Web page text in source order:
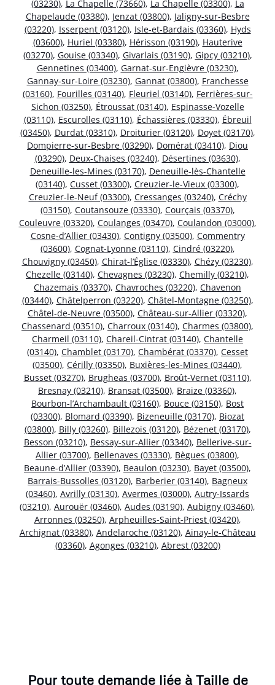
(03230), La Chapelle (73660), La Chapelle (03300), La
Chapelaude (03380), Jenzat (03800), Jaligny-sur-Besbre
(03220), Isserpent (03120), Isle-et-Bardais (03360), Hyds
(03600), Huriel (03380), Hérisson (03190), Hauterive
(03270), Gouise (03340), Givarlais (03190), Gipcy (03210),
Gennetines (03400), Garnat-sur-Engièvre (03230),
Gannay-sur-Loire (03230), Gannat (03800), Franchesse
(03160), Fourilles (03140), Fleuriel (03140), Ferrières-sur-
Sichon (03250), Étroussat (03140), Espinasse-Vozelle
(03110), Escurolles (03110), Échassières (03330), Ébreuil
(03450), Durdat (03310), Droiturier (03120), Doyet (03170),
Dompierre-sur-Besbre (03290), Domérat (03410), Diou
(03290), Deux-Chaises (03240), Désertines (03630),
Deneuille-les-Mines (03170), Deneuille-lès-Chantelle
(03140), Cusset (03300), Creuzier-le-Vieux (03300),
Creuzier-le-Neuf (03300), Cressanges (03240), Créchy
(03150), Coutansouze (03330), Courçais (03370),
Couleuvre (03320), Coulanges (03470), Coulandon (03000),
Cosne-d’Allier (03430), Contigny (03500), Commentry
(03600), Cognat-Lyonne (03110), Cindré (03220),
Chouvigny (03450), Chirat-l’Église (03330), Chézy (03230),
Chezelle (03140), Chevagnes (03230), Chemilly (03210),
Chazemais (03370), Chavroches (03220), Chavenon
(03440), Châtelperron (03220), Châtel-Montagne (03250),
Châtel-de-Neuvre (03500), Château-sur-Allier (03320),
Chassenard (03510), Charroux (03140), Charmes (03800),
Charmeil (03110), Chareil-Cintrat (03140), Chantelle
(03140), Chamblet (03170), Chambérat (03370), Cesset
(03500), Cérilly (03350), Buxières-les-Mines (03440),
Busset (03270), Brugheas (03700), Broût-Vernet (03110),
Bresnay (03210), Bransat (03500), Braize (03360),
Bourbon-l’Archambault (03160), Bouce (03150), Bost
(03300), Blomard (03390), Bizeneuille (03170), Biozat
(03800), Billy (03260), Billezois (03120), Bézenet (03170),
Besson (03210), Bessay-sur-Allier (03340), Bellerive-sur-
Allier (03700), Bellenaves (03330), Bègues (03800),
Beaune-d’Allier (03390), Beaulon (03230), Bayet (03500),
Barrais-Bussolles (03120), Barberier (03140), Bagneux
(03460), Avrilly (03130), Avermes (03000), Autry-Issards
(03210), Aurouër (03460), Audes (03190), Aubigny (03460),
Arronnes (03250), Arpheuilles-Saint-Priest (03420),
Archignat (03380), Andelaroche (03120), Ainay-le-Château
(03360), Agonges (03210), Abrest (03200)
Pour toute demande liée à Taille de